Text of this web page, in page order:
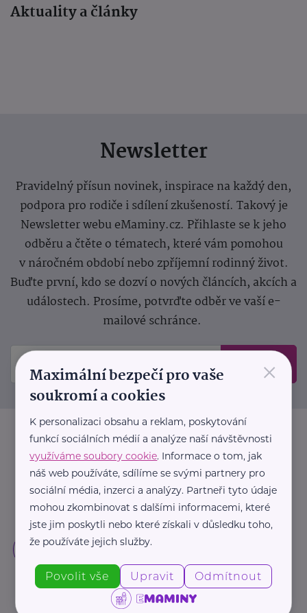
Aktuality a články
Newsletter
Pravidelný přísun novinek, inspirace na každý den,
podpora pro rodiče i sdílení zkušeností. Takový je
Newsletter webu eMaminy.cz. Přihlaste se k jeho
odběru a čtěte o tématech, které vám pomohou
v náročném období nebo zpříjemní rodinný život.
Buďte první, kdo se dozví o nových článcích, akcích a
událostech. Prosíme, potvrďte odběr ve vaší e-
mailové schránce.
Odeslat
×
Maximální bezpečí pro vaše
soukromí a cookies
K personalizaci obsahu a reklam, poskytování
funkcí sociálních médií a analýze naší návštěvnosti
využíváme soubory cookie. Informace o tom, jak
náš web používáte, sdílíme se svými partnery pro
sociální média, inzerci a analýzy. Partneři tyto údaje
mohou zkombinovat s dalšími informacemi, které
jste jim poskytli nebo které získali v důsledku toho,
že používáte jejich služby.
Povolit vše Upravit Odmítnout